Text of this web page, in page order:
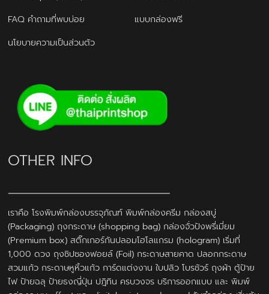
FAQ คำถามที่พบบ่อย
แบบกล่องฟรี
นโยบายความเป็นส่วนตัว
OTHER INFO
เราคือ โรงพิมพ์กล่องบรรจุภัณฑ์ พิมพ์กล่องครีม กล่องสบู่
(Packaging) ถุงกระดาษ (shopping bag) กล่องจั่วปังพรี่เมี่ยม
(Premium box) สติ๊กเกอร์กันปลอมโฮโลแกรม (hologram) เริ่มที่
1,000 ดวง ถุงซิปซองฟอยล์ (Foil) กระดาษสายคาด ปลอกกระดาษ
สวมแก้ว กระดาษหูหิ้วแก้ว การ์ดแต่งงาน ใบปลิว โบรชัวร์ ถุงผ้า ตู้ป้าย
ไฟ ป้ายฉลุ ป้ายธงญี่ปุ่น ปฎิทิน ครบวงจร บริการออกแบบ และ พิมพ์